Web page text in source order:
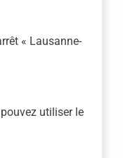
« Lausanne-
utiliser le